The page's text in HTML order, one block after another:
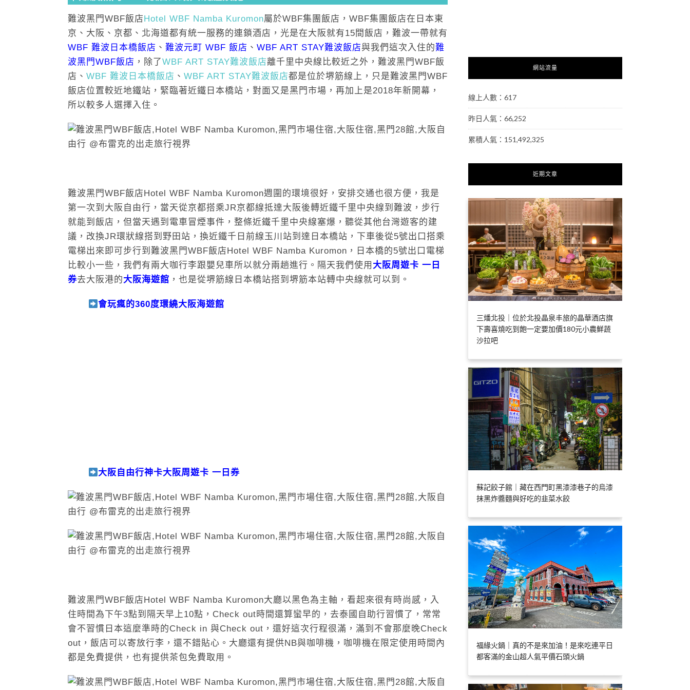
難波黑門WBF飯店 Hotel WBF Namba Kuromon屬於WBF集團飯店，WBF集團飯店在日本東
京、大阪、京都、北海道都有統一服務的連鎖酒店，光是在大阪就有15間飯店，難波一帶就有
WBF 難波日本橋飯店 、 難波元町 WBF 飯店 、 WBF ART STAY難波飯店與我們這次入住的難
波黑門WBF飯店 ，除了 WBF ART STAY難波飯店離千里中央線比較近之外，難波黑門WBF飯
店、 WBF 難波日本橋飯店 、 WBF ART STAY難波飯店都是位於堺筋線上，只是難波黑門WBF
飯店位置較近地鐵站，緊臨著近鐵日本橋站，對面又是黑門市場，再加上是2018年新開幕，
所以較多人選擇入住。
難波黑門WBF飯店Hotel WBF Namba Kuromon週圍的環境很好，安排交通也很方便，我是
第一次到大阪自由行，當天從京都搭乘JR京都線抵達大阪後轉近鐵千里中央線到難波，步行
就能到飯店，但當天遇到電車冒煙事件，整條近鐵千里中央線塞爆，聽從其他台灣遊客的建
議，改換JR環狀線搭到野田站，換近鐵千日前線玉川站到達日本橋站，下車後從5號出口搭乘
電梯出來即可步行到難波黑門WBF飯店Hotel WBF Namba Kuromon，日本橋的5號出口電梯
比較小一些，我們有兩大咖行李跟嬰兒車所以就分兩趟進行。隔天我們使用 大阪周遊卡 一日
券去大阪港的大阪海遊館 ，也是從堺筋線日本橋站搭到堺筋本站轉中央線就可以到。
會玩瘋的360度環繞大阪海遊館
大阪自由行神卡大阪周遊卡 一日券
難波黑門WBF飯店Hotel WBF Namba Kuromon大廳以黑色為主軸，看起來很有時尚感，入
住時間為下午3點到隔天早上10點，Check out時間還算蠻早的，去泰國自助行習慣了，常常
會不習慣日本這麼準時的Check in 與Check out，還好這次行程很滿，滿到不會那麼晚Check
out，飯店可以寄放行李，還不錯貼心。大廳還有提供NB與咖啡機，咖啡機在限定使用時間內
都是免費提供，也有提供茶包免費取用。
網站流量
線上人數：617
昨日人氣：66,252
累積人氣：151,492,325
近期文章
三燔北投｜位於北投晶泉丰旅的晶華酒店旗
下壽喜燒吃到飽一定要加價180元小農鮮蔬
沙拉吧
蘇記餃子館｜藏在西門町黑漆漆巷子的烏漆
抹黑炸醬麵與好吃的韭菜水餃
福緣火鍋｜真的不是來加油！是來吃連平日
都客滿的金山超人氣平價石頭火鍋